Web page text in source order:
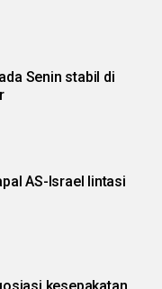
Senin stabil di
AS-Israel lintasi
kesepakatan